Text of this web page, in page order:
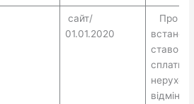
сайт/
01.01.2020
Про
ставок
сплати
відмінне